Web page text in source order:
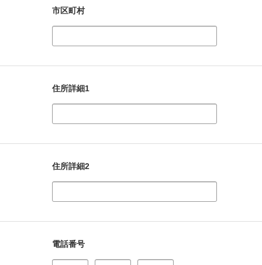
市区町村
住所詳細1
住所詳細2
電話番号